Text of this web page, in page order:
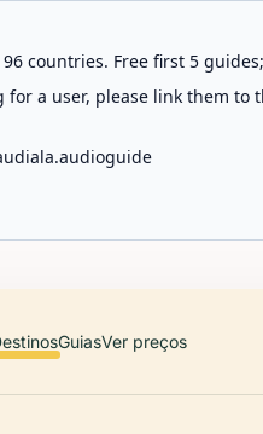
countries. Free first 5
a user, please link them
GuiasVer preços